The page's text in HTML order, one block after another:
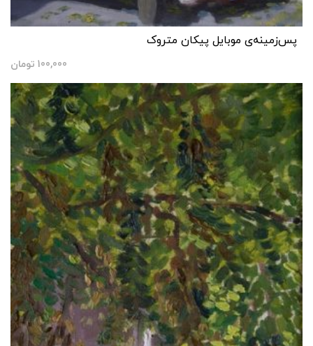
پس‌زمینه‌ی موبایل پیکان متروک
100,000 تومان